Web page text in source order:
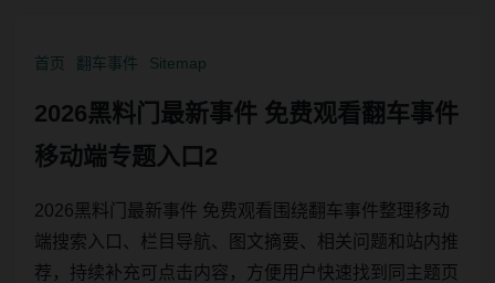
首页 翻车事件 Sitemap
2026黑料门最新事件 免费观看翻车事件
移动端专题入口2
2026黑料门最新事件 免费观看围绕翻车事件整理移动
端搜索入口、栏目导航、图文摘要、相关问题和站内推
荐，持续补充可点击内容，方便用户快速找到同主题页